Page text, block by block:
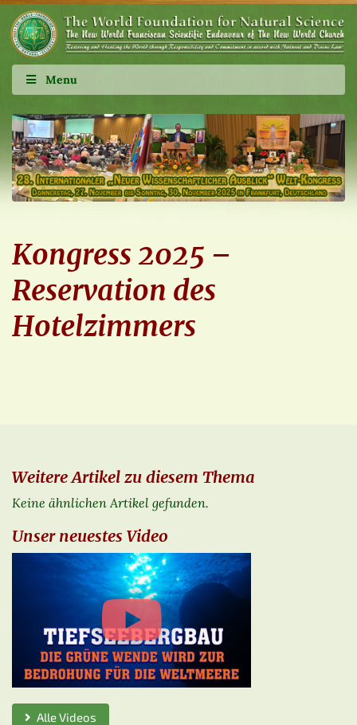
Menu
Kongress 2025 –
Reservation des
Hotelzimmers
Weitere Artikel zu diesem Thema
Keine ähnlichen Artikel gefunden.
Unser neuestes Video
Alle Videos